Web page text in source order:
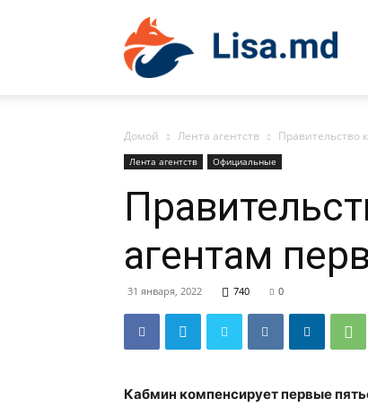
Домой Лента агентств Правительство
Лента агентств Официальные
агентам
31 января, 2022 740 0
Кабмин компенсирует первые